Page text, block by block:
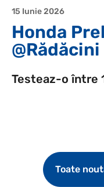
15 Iunie 2026
Honda
Testeaz-o între
Toate